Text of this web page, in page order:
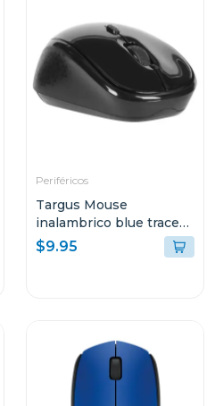
Periféricos
Targus Mouse
inalambrico blue trace
optico color negro
$9.95